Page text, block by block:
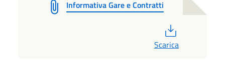
Informativa Gare e Contratti
Scarica